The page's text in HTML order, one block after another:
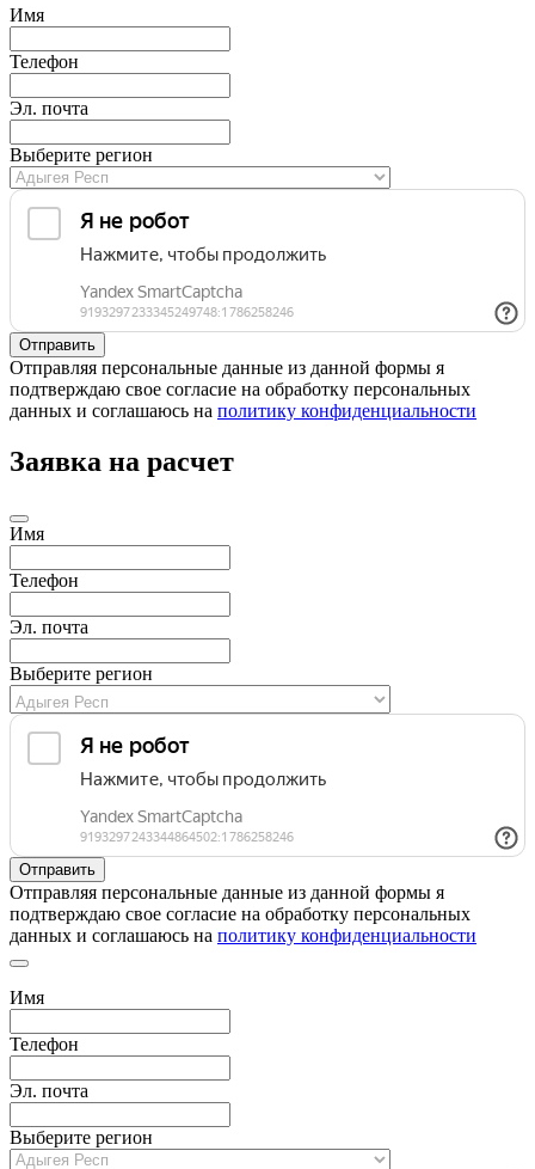
Имя
Телефон
Эл. почта
Выберите регион
Отправляя персональные данные из данной формы я
подтверждаю свое согласие на обработку персональных
данных и соглашаюсь на политику конфиденциальности
Заявка на расчет
Имя
Телефон
Эл. почта
Выберите регион
Отправляя персональные данные из данной формы я
подтверждаю свое согласие на обработку персональных
данных и соглашаюсь на политику конфиденциальности
Имя
Телефон
Эл. почта
Выберите регион